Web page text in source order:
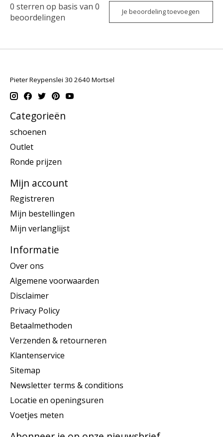
0 sterren op basis van 0
beoordelingen
Je beoordeling toevoegen
Pieter Reypenslei 30 2640 Mortsel
Categorieën
schoenen
Outlet
Ronde prijzen
Mijn account
Registreren
Mijn bestellingen
Mijn verlanglijst
Informatie
Over ons
Algemene voorwaarden
Disclaimer
Privacy Policy
Betaalmethoden
Verzenden & retourneren
Klantenservice
Sitemap
Newsletter terms & conditions
Locatie en openingsuren
Voetjes meten